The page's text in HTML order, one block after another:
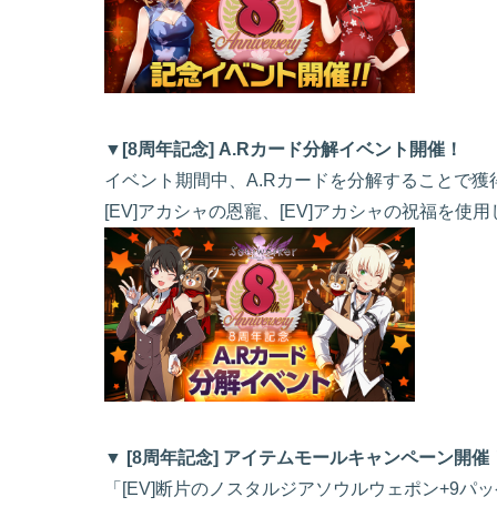
▼[8周年記念] A.Rカード分解イベント開催！
イベント期間中、A.Rカードを分解することで獲
[EV]アカシャの恩寵、[EV]アカシャの祝福を使
▼ [8周年記念] アイテムモールキャンペーン開催
「[EV]断片のノスタルジアソウルウェポン+9パ